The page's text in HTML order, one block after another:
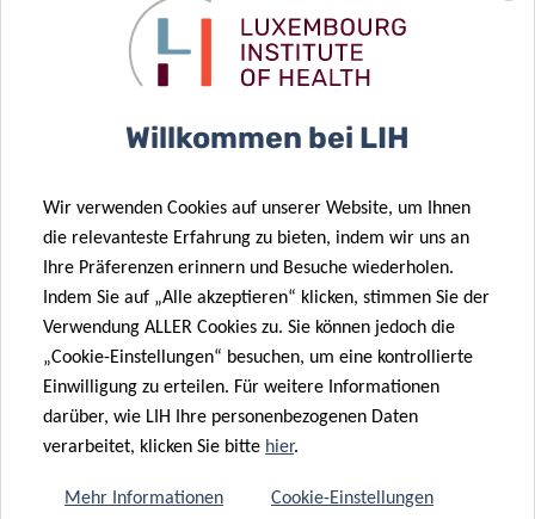
Ähnliche News
Willkommen bei LIH
Wir verwenden Cookies auf unserer Website, um Ihnen
die relevanteste Erfahrung zu bieten, indem wir uns an
Ihre Präferenzen erinnern und Besuche wiederholen.
Indem Sie auf „Alle akzeptieren“ klicken, stimmen Sie der
Verwendung ALLER Cookies zu. Sie können jedoch die
„Cookie-Einstellungen“ besuchen, um eine kontrollierte
Einwilligung zu erteilen. Für weitere Informationen
darüber, wie LIH Ihre personenbezogenen Daten
verarbeitet, klicken Sie bitte hier.
Mehr Informationen Cookie-Einstellungen